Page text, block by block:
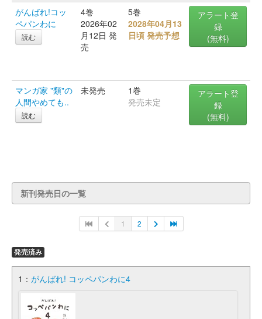
がんばれ!コッ
ペパンわに
読む
4巻
2026年02
月12日 発
売
5巻
2028年04月13
日頃 発売予想
アラート登
録
(無料)
マンガ家 "類"の
人間やめても..
読む
未発売
1巻
発売未定
アラート登
録
(無料)
新刊発売日の一覧
1 2
発売済み
1： がんばれ! コッペパンわに4